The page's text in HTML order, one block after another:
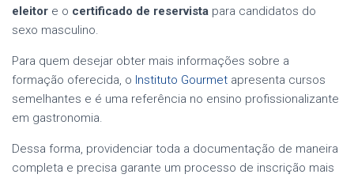
eleitor e o certificado de reservista para candidatos do
sexo masculino.
Para quem desejar obter mais informações sobre a
formação oferecida, o Instituto Gourmet apresenta cursos
semelhantes e é uma referência no ensino profissionalizante
em gastronomia.
Dessa forma, providenciar toda a documentação de maneira
completa e precisa garante um processo de inscrição mais